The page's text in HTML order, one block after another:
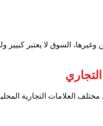
السوق لا يعتبر كبيير
العلامات التجارية